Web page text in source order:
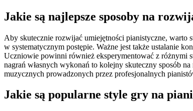
Jakie są najlepsze sposoby na
Aby skutecznie rozwijać umiejętności pianistyczne, warto
w systematycznym postępie. Ważne jest także ustalanie
Uczniowie powinni również eksperymentować z różnymi
nagrań własnych wykonań to kolejny skuteczny sposób
muzycznych prowadzonych przez profesjonalnych
Jakie są popularne style gry na